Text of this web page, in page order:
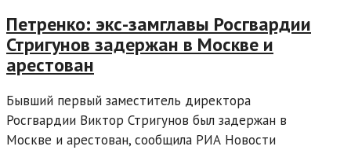
Петренко: экс-замглавы Росгвардии
Стригунов задержан в Москве и
арестован
Бывший первый заместитель директора
Росгвардии Виктор Стригунов был задержан в
Москве и арестован, сообщила РИА Новости